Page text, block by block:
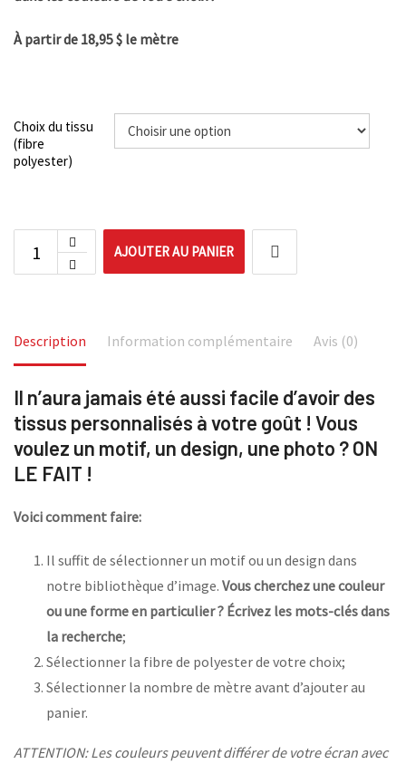
À partir de 18,95 $ le mètre
Choix du tissu
(fibre
polyester)
AJOUTER AU PANIER
Description Information complémentaire Avis (0)
Il n’aura jamais été aussi facile d’avoir des
tissus personnalisés à votre goût ! Vous
voulez un motif, un design, une photo ? ON
LE FAIT !
Voici comment faire:
Il suffit de sélectionner un motif ou un design dans
notre bibliothèque d’image. Vous cherchez une couleur
ou une forme en particulier ? Écrivez les mots-clés dans
la recherche;
Sélectionner la fibre de polyester de votre choix;
Sélectionner la nombre de mètre avant d’ajouter au
panier.
ATTENTION: Les couleurs peuvent différer de votre écran avec